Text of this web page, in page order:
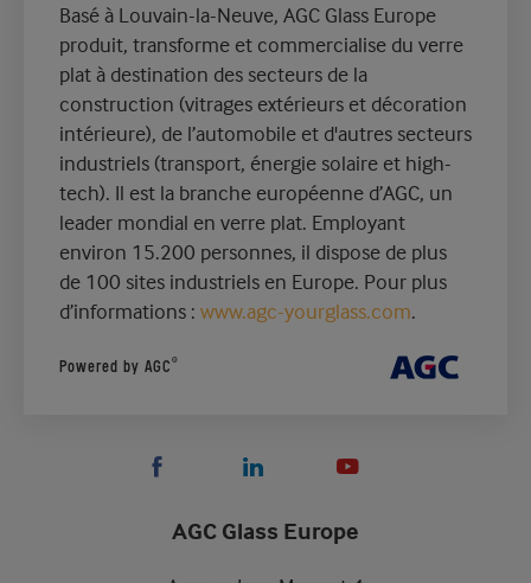
Basé à Louvain-la-Neuve, AGC Glass Europe
produit, transforme et commercialise du verre
plat à destination des secteurs de la
construction (vitrages extérieurs et décoration
intérieure), de l’automobile et d'autres secteurs
industriels (transport, énergie solaire et high-
tech). Il est la branche européenne d’AGC, un
leader mondial en verre plat. Employant
environ 15.200 personnes, il dispose de plus
de 100 sites industriels en Europe. Pour plus
d’informations : www.agc-yourglass.com.
Powered by AGC®
AGC Glass Europe